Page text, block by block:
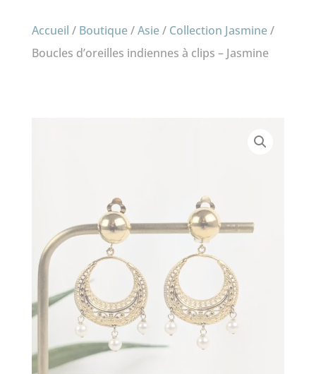
Accueil / Boutique/Asie/ Collection Jasmine/
Boucles d’oreilles indiennes à clips – Jasmine